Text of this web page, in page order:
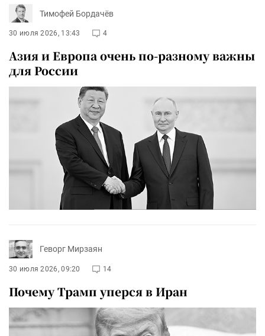
Тимофей Бордачёв
30 июля 2026, 13:43 4
Азия и Европа очень по-разному важны
для России
Геворг Мирзаян
30 июля 2026, 09:20 14
Почему Трамп уперся в Иран